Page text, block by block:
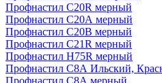
Профнастил С20R мерный
Профнастил С20А мерный
Профнастил С20В мерный
Профнастил С21R мерный
Профнастил Н75R мерный
Профнастил С8А Ильский,
Профнастил С8А мерный